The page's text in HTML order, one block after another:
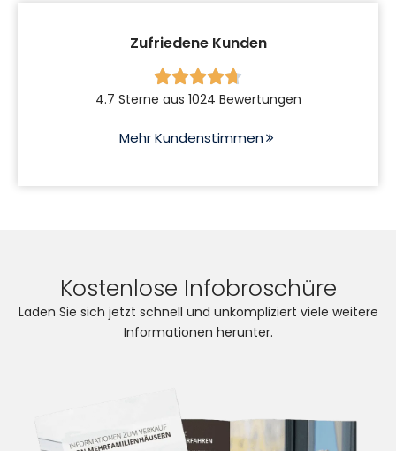
Zufriedene Kunden

4.7 Sterne aus 1024 Bewertungen
Mehr Kundenstimmen
Kostenlose Infobroschüre
Laden Sie sich jetzt schnell und unkompliziert viele weitere
Informationen herunter.